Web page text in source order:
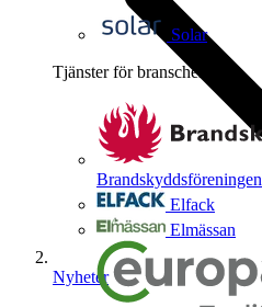
Solar
Tjänster för branschen
Brandskyddsföreningen
Elfack
Elmässan
Nyheter